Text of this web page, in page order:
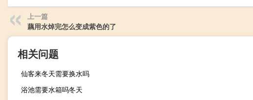
上一篇
藕用水焯完怎么变成紫色的了
相关问题
仙客来冬天需要换水吗
浴池需要水箱吗冬天